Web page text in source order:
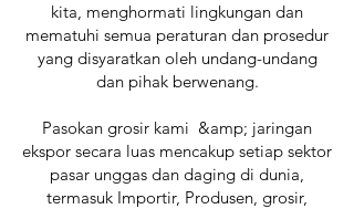
kita, menghormati lingkungan dan
mematuhi semua peraturan dan prosedur
yang disyaratkan oleh undang-undang
dan pihak berwenang.
Pasokan grosir kami &amp; jaringan
ekspor secara luas mencakup setiap sektor
pasar unggas dan daging di dunia,
termasuk Importir, Produsen, grosir,